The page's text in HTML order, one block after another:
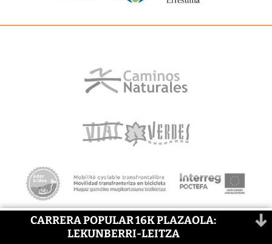
CARRERA POPULAR 16K PLAZAOLA:
LEKUNBERRI-LEITZA